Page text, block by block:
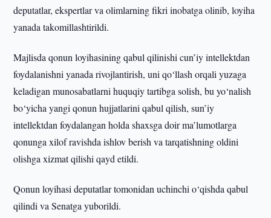
deputatlar, ekspertlar va olimlarning fikri inobatga olinib, loyiha
yanada takomillashtirildi.
Majlisda qonun loyihasining qabul qilinishi cun’iy intellektdan
foydalanishni yanada rivojlantirish, uni qo‘llash orqali yuzaga
keladigan munosabatlarni huquqiy tartibga solish, bu yo‘nalish
bo‘yicha yangi qonun hujjatlarini qabul qilish, sun’iy
intellektdan foydalangan holda shaxsga doir ma’lumotlarga
qonunga xilof ravishda ishlov berish va tarqatishning oldini
olishga xizmat qilishi qayd etildi.
Qonun loyihasi deputatlar tomonidan uchinchi o‘qishda qabul
qilindi va Senatga yuborildi.